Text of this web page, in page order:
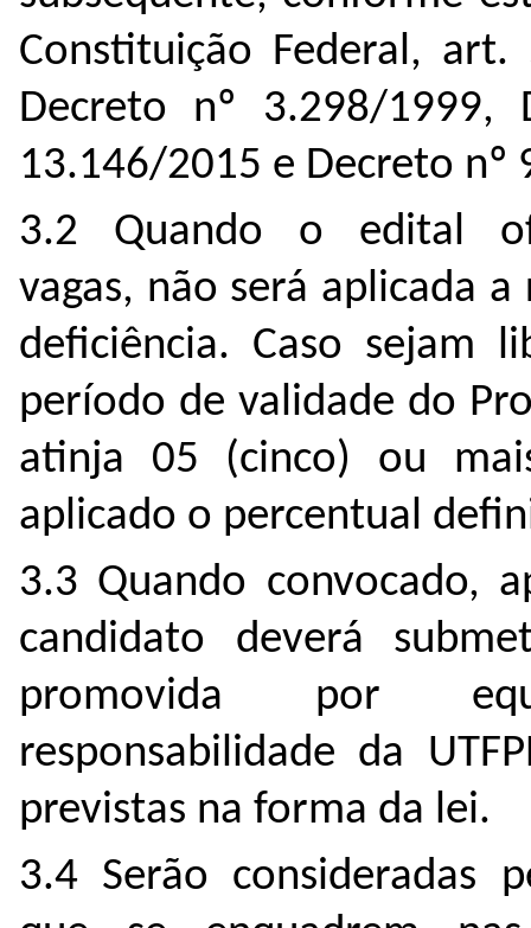
Constituição Federal,
Decreto nº 3.298/1999,
13.146/2015 e Decreto
3.2 Quando o edital
vagas, não será aplicada a
deficiência. Caso sejam
período de validade do
atinja 05 (cinco) ou
aplicado o percentual
3.3 Quando convocado,
candidato deverá
promovida por
responsabilidade da
previstas na forma da lei.
3.4 Serão consideradas